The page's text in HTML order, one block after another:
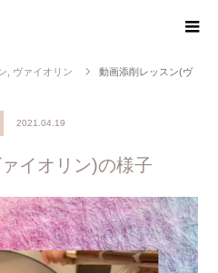
ヴァイオリン
動画添削レッスン(ヴ
2021.04.19
イオリン)の様子